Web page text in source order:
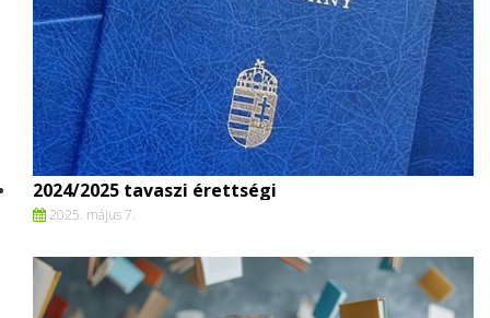
2024/2025 tavaszi érettségi
2025. május 7.